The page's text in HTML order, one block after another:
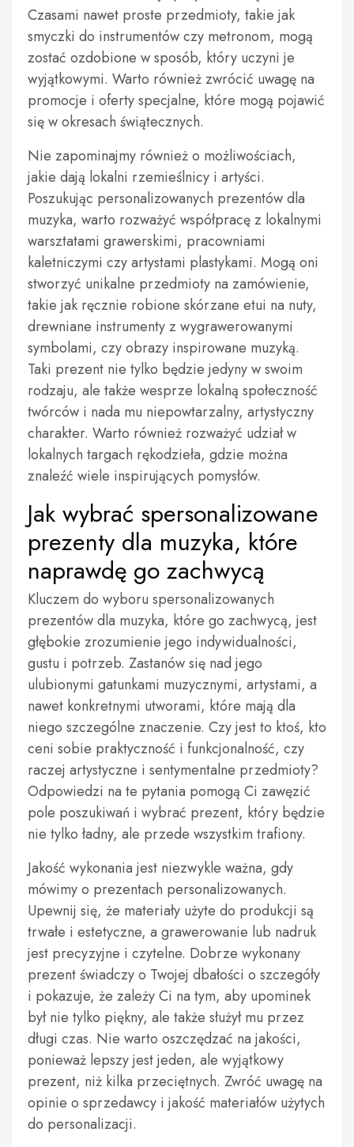
Czasami nawet proste przedmioty, takie jak
smyczki do instrumentów czy metronom, mogą
zostać ozdobione w sposób, który uczyni je
wyjątkowymi. Warto również zwrócić uwagę na
promocje i oferty specjalne, które mogą pojawić
się w okresach świątecznych.
Nie zapominajmy również o możliwościach,
jakie dają lokalni rzemieślnicy i artyści.
Poszukując personalizowanych prezentów dla
muzyka, warto rozważyć współpracę z lokalnymi
warsztatami grawerskimi, pracowniami
kaletniczymi czy artystami plastykami. Mogą oni
stworzyć unikalne przedmioty na zamówienie,
takie jak ręcznie robione skórzane etui na nuty,
drewniane instrumenty z wygrawerowanymi
symbolami, czy obrazy inspirowane muzyką.
Taki prezent nie tylko będzie jedyny w swoim
rodzaju, ale także wesprze lokalną społeczność
twórców i nada mu niepowtarzalny, artystyczny
charakter. Warto również rozważyć udział w
lokalnych targach rękodzieła, gdzie można
znaleźć wiele inspirujących pomysłów.
Jak wybrać spersonalizowane
prezenty dla muzyka, które
naprawdę go zachwycą
Kluczem do wyboru spersonalizowanych
prezentów dla muzyka, które go zachwycą, jest
głębokie zrozumienie jego indywidualności,
gustu i potrzeb. Zastanów się nad jego
ulubionymi gatunkami muzycznymi, artystami, a
nawet konkretnymi utworami, które mają dla
niego szczególne znaczenie. Czy jest to ktoś, kto
ceni sobie praktyczność i funkcjonalność, czy
raczej artystyczne i sentymentalne przedmioty?
Odpowiedzi na te pytania pomogą Ci zawęzić
pole poszukiwań i wybrać prezent, który będzie
nie tylko ładny, ale przede wszystkim trafiony.
Jakość wykonania jest niezwykle ważna, gdy
mówimy o prezentach personalizowanych.
Upewnij się, że materiały użyte do produkcji są
trwałe i estetyczne, a grawerowanie lub nadruk
jest precyzyjne i czytelne. Dobrze wykonany
prezent świadczy o Twojej dbałości o szczegóły
i pokazuje, że zależy Ci na tym, aby upominek
był nie tylko piękny, ale także służył mu przez
długi czas. Nie warto oszczędzać na jakości,
ponieważ lepszy jest jeden, ale wyjątkowy
prezent, niż kilka przeciętnych. Zwróć uwagę na
opinie o sprzedawcy i jakość materiałów użytych
do personalizacji.